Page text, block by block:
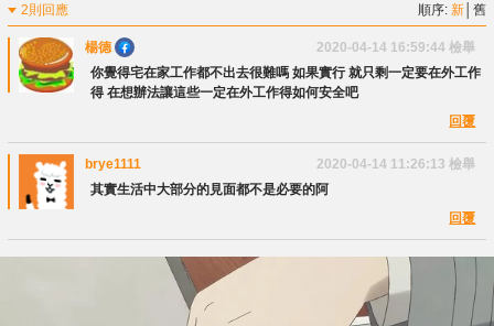
2則回應 順序:新 │舊
楊德 2020-04-14 16:59:44 檢舉
你覺得宅在家工作都不出去很難嗎 如果實行 就只剩一定要在外工作
得 在想辦法讓這些一定在外工作得如何安全吧
回覆
brye1111 2020-04-14 11:26:13 檢舉
其實生活中大部分的見面都不是必要的阿
回覆